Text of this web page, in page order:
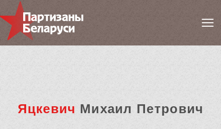
Яцкевич Михаил Петрович